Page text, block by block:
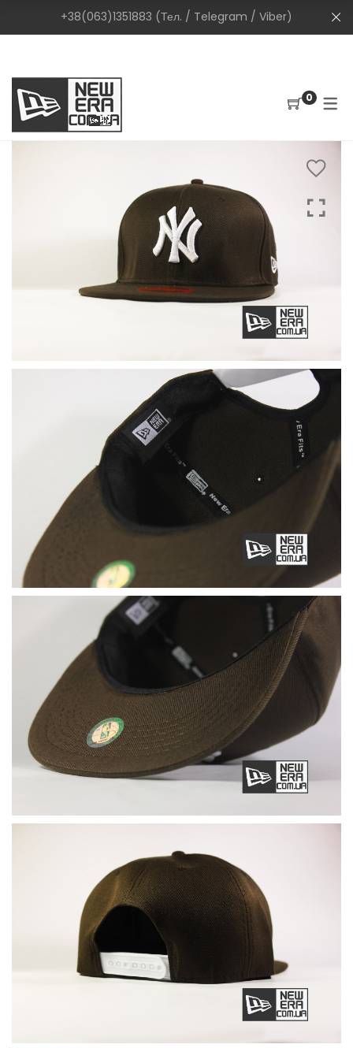
+38(063)1351883 (Тел. / Telegram / Viber)
0